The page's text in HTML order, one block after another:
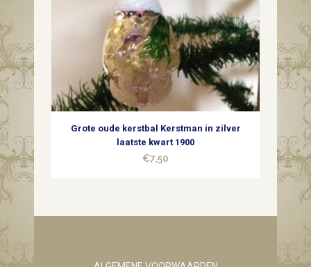
Grote oude kerstbal Kerstman in zilver
laatste kwart 1900
€7,50